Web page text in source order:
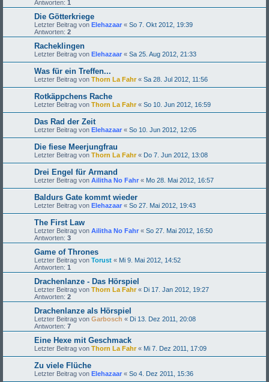
Antworten: 1
Die Götterkriege
Letzter Beitrag von Elehazaar « So 7. Okt 2012, 19:39
Antworten: 2
Racheklingen
Letzter Beitrag von Elehazaar « Sa 25. Aug 2012, 21:33
Was für ein Treffen...
Letzter Beitrag von Thorn La Fahr« Sa 28. Jul 2012, 11:56
Rotkäppchens Rache
Letzter Beitrag von Thorn La Fahr« So 10. Jun 2012, 16:59
Das Rad der Zeit
Letzter Beitrag von Elehazaar « So 10. Jun 2012, 12:05
Die fiese Meerjungfrau
Letzter Beitrag von Thorn La Fahr« Do 7. Jun 2012, 13:08
Drei Engel für Armand
Letzter Beitrag von Ailitha No Fahr « Mo 28. Mai 2012, 16:57
Baldurs Gate kommt wieder
Letzter Beitrag von Elehazaar « So 27. Mai 2012, 19:43
The First Law
Letzter Beitrag von Ailitha No Fahr « So 27. Mai 2012, 16:50
Antworten: 3
Game of Thrones
Letzter Beitrag von Torust « Mi 9. Mai 2012, 14:52
Antworten: 1
Drachenlanze - Das Hörspiel
Letzter Beitrag von Thorn La Fahr« Di 17. Jan 2012, 19:27
Antworten: 2
Drachenlanze als Hörspiel
Letzter Beitrag von Garbosch « Di 13. Dez 2011, 20:08
Antworten: 7
Eine Hexe mit Geschmack
Letzter Beitrag von Thorn La Fahr« Mi 7. Dez 2011, 17:09
Zu viele Flüche
Letzter Beitrag von Elehazaar « So 4. Dez 2011, 15:36